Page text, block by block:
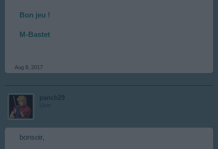
Bon jeu !
M-Bastet
Aug 8, 2017
panch29
User
bonsoir,